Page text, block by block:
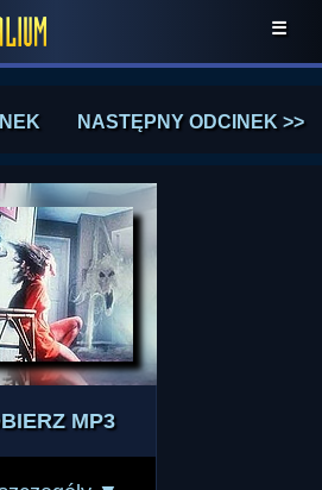
☰
NASTĘPNY ODCINEK >>
MP3